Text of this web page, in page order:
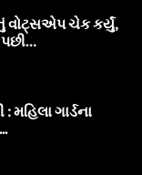
વોટ્સએપ ચેક કર્યું,
મહિલા ગાર્ડના